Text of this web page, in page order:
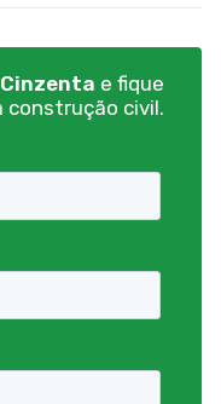
e fique
construção civil.